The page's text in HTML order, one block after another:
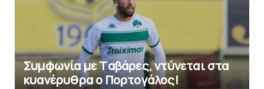
Συμφωνία με Tαβάρες, ντύνεται στα
κυανέρυθρα ο Πορτογάλος!